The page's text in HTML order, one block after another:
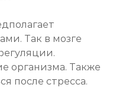
Так в мозге
организма. Также
после стресса.